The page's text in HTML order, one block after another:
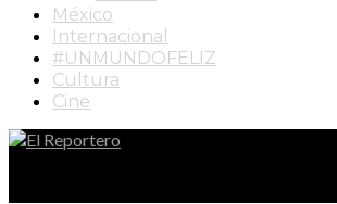
México
Internacional
#UNMUNDOFELIZ
Cultura
Cine